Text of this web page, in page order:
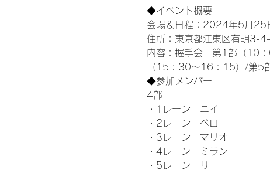
◆イベント概要
会場＆日程：2024年5月25
住所：東京都江東区有明3-
内容：握手会　第1部（10
（15：30～16：15）/第5
◆参加メンバー
4部
・1レーン　ニイ
・2レーン　ペロ
・3レーン　マリオ
・4レーン　ミラン
・5レーン　リー